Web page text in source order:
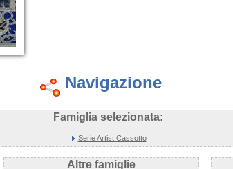
Navigazione
Famiglia selezionata:
Serie Artist Cassotto
Altre famiglie